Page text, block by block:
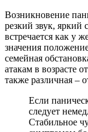
Возникновение
резкий звук, яркий
встречается как у
значения
семейная
атакам в возрасте
также различная –
Если
следует
Стабильное